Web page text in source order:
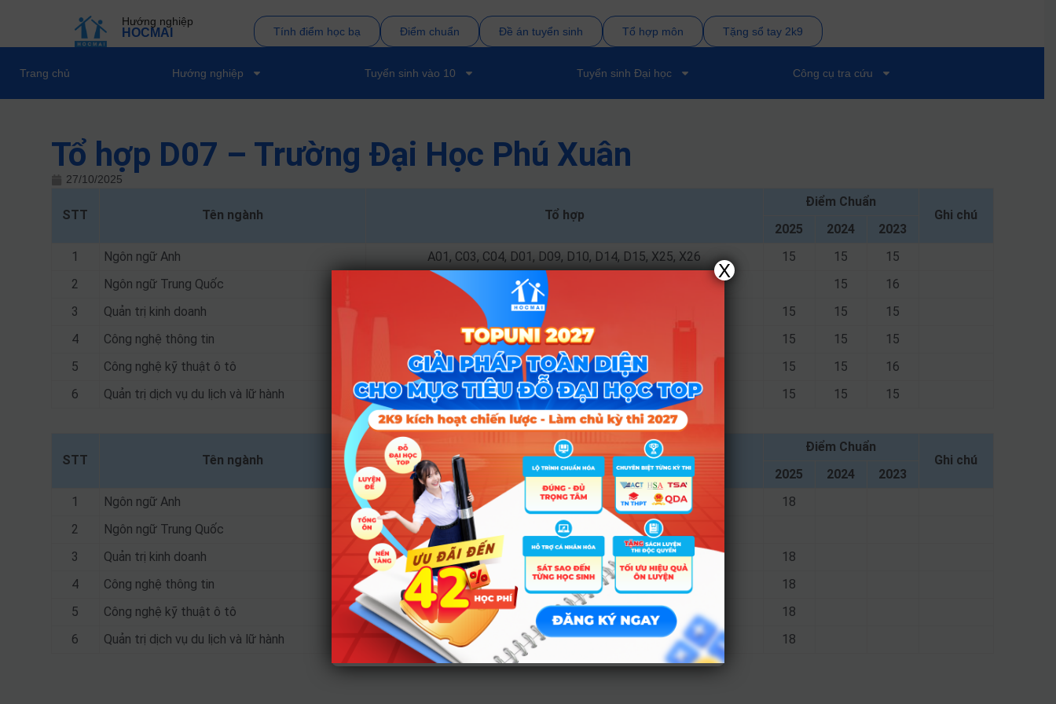
Hướng nghiệp
HOCMAI Tính điểm học bạ Điểm chuẩn Đề án tuyển sinh Tổ hợp môn Tặng sổ tay 2k9
Trang chủ Hướng nghiệp Tuyển sinh vào 10 Tuyển sinh Đại học Công cụ tra cứu
Tổ hợp D07 – Trường Đại Học Phú Xuân
27/10/2025
STT Tên ngành Tổ hợp
Điểm Chuẩn
Ghi chú
2025
2024
2023
1
Ngôn ngữ Anh A01, C03, C04, D01, D09, D10, D14, D15, X25, X26 15 15
15
2
Ngôn ngữ Trung Quốc 15
16
3
Quản trị kinh doanh A00, A01, D01, D09, D10, D45, D65, X01, X25, X37 15 15
15
4
Công nghệ thông tin A00, A01, A02, C01, C02, D01, X02, X06, X10, X26 15 15
15
5
Công nghệ kỹ thuật ô tô A00, A01, A02, C01, D01, D07, D10, X06, X25, X26 15 15
16
6
Quản trị dịch vụ du lịch và lữ hành A01, C00, C03, C04, D01, D04, D45, D65, X25, X37 15 15 15
STT Tên ngành Tổ hợp
Điểm Chuẩn
Ghi chú
2025
2024
2023
1
Ngôn ngữ Anh A01, C03, C04, D01, D09, D10, D14, D15, X25, X26
18
2
Ngôn ngữ Trung Quốc
3
Quản trị kinh doanh A00, A01, D01, D09, D10, D45, D65, X01, X25, X37
18
4
Công nghệ thông tin A00, A01, A02, C01, C02, D01, X02, X06, X10, X26
18
5
Công nghệ kỹ thuật ô tô A00, A01, A02, C01, D01, D07, D10, X06, X25, X26
18
6
Quản trị dịch vụ du lịch và lữ hành A01, C00, C03, C04, D01, D04, D45, D65, X25, X37 18
X